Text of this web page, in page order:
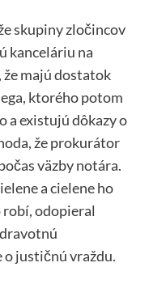
skupiny zločincov
kanceláriu na
že majú dostatok
ktorého potom
a existujú dôkazy o
že prokurátor
väzby notára.
a cielene ho
odopieral
justičnú vraždu.